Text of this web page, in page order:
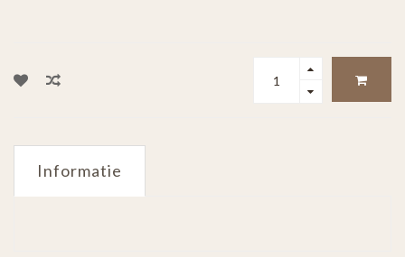
Informatie